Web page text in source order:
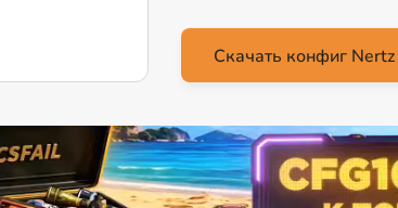
Скачать конфиг Nertz